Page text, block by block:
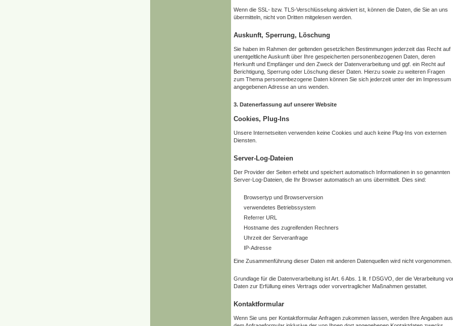
Wenn die SSL- bzw. TLS-Verschlüsselung aktiviert ist, können die Daten, die Sie an uns
übermitteln, nicht von Dritten mitgelesen werden.
Auskunft, Sperrung, Löschung
Sie haben im Rahmen der geltenden gesetzlichen Bestimmungen jederzeit das Recht auf
unentgeltliche Auskunft über Ihre gespeicherten personenbezogenen Daten, deren
Herkunft und Empfänger und den Zweck der Datenverarbeitung und ggf. ein Recht auf
Berichtigung, Sperrung oder Löschung dieser Daten. Hierzu sowie zu weiteren Fragen
zum Thema personenbezogene Daten können Sie sich jederzeit unter der im Impressum
angegebenen Adresse an uns wenden.
3. Datenerfassung auf unserer Website
Cookies, Plug-Ins
Unsere Internetseiten verwenden keine Cookies und auch keine Plug-Ins von externen
Diensten.
Server-Log-Dateien
Der Provider der Seiten erhebt und speichert automatisch Informationen in so genannten
Server-Log-Dateien, die Ihr Browser automatisch an uns übermittelt. Dies sind:
Browsertyp und Browserversion
verwendetes Betriebssystem
Referrer URL
Hostname des zugreifenden Rechners
Uhrzeit der Serveranfrage
IP-Adresse
Eine Zusammenführung dieser Daten mit anderen Datenquellen wird nicht vorgenommen.
Grundlage für die Datenverarbeitung ist Art. 6 Abs. 1 lit. f DSGVO, der die Verarbeitung
Daten zur Erfüllung eines Vertrags oder vorvertraglicher Maßnahmen gestattet.
Kontaktformular
Wenn Sie uns per Kontaktformular Anfragen zukommen lassen, werden Ihre Angaben aus